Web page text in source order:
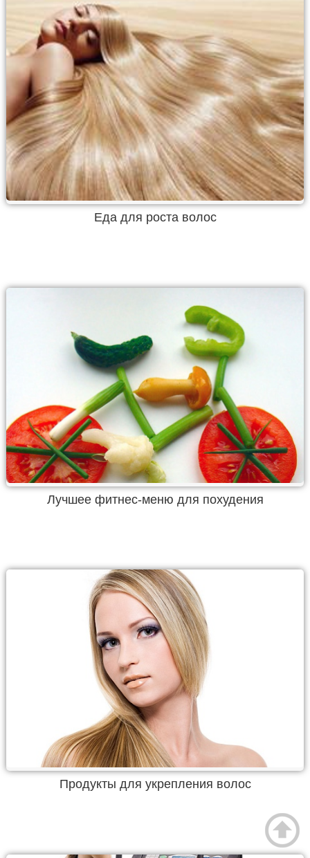
Еда для роста волос
Лучшее фитнес-меню для похудения
Продукты для укрепления волос